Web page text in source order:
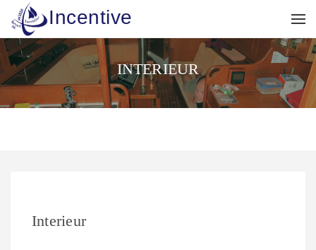
Incentive
INTERIEUR
Interieur